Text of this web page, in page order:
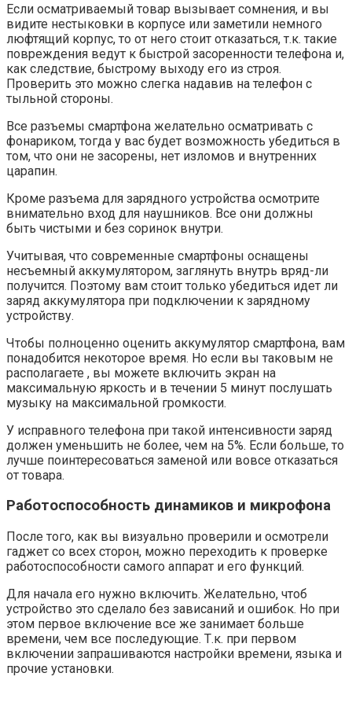
Если осматриваемый товар вызывает сомнения, и вы
видите нестыковки в корпусе или заметили немного
люфтящий корпус, то от него стоит отказаться, т.к. такие
повреждения ведут к быстрой засоренности телефона и,
как следствие, быстрому выходу его из строя.
Проверить это можно слегка надавив на телефон с
тыльной стороны.
Все разъемы смартфона желательно осматривать с
фонариком, тогда у вас будет возможность убедиться в
том, что они не засорены, нет изломов и внутренних
царапин.
Кроме разъема для зарядного устройства осмотрите
внимательно вход для наушников. Все они должны
быть чистыми и без соринок внутри.
Учитывая, что современные смартфоны оснащены
несъемный аккумулятором, заглянуть внутрь вряд-ли
получится. Поэтому вам стоит только убедиться идет ли
заряд аккумулятора при подключении к зарядному
устройству.
Чтобы полноценно оценить аккумулятор смартфона, вам
понадобится некоторое время. Но если вы таковым не
располагаете , вы можете включить экран на
максимальную яркость и в течении 5 минут послушать
музыку на максимальной громкости.
У исправного телефона при такой интенсивности заряд
должен уменьшить не более, чем на 5%. Если больше, то
лучше поинтересоваться заменой или вовсе отказаться
от товара.
Работоспособность динамиков и микрофона
После того, как вы визуально проверили и осмотрели
гаджет со всех сторон, можно переходить к проверке
работоспособности самого аппарат и его функций.
Для начала его нужно включить. Желательно, чтоб
устройство это сделало без зависаний и ошибок. Но при
этом первое включение все же занимает больше
времени, чем все последующие. Т.к. при первом
включении запрашиваются настройки времени, языка и
прочие установки.